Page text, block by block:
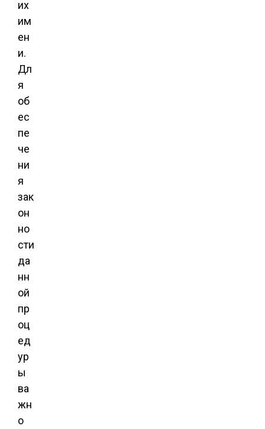
их
им
ен
и.
Дл
я
об
ес
пе
че
ни
я
зак
он
но
сти
да
нн
ой
пр
оц
ед
ур
ы
ва
жн
о